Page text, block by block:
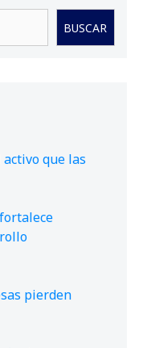
BUSCAR
que las
pierden